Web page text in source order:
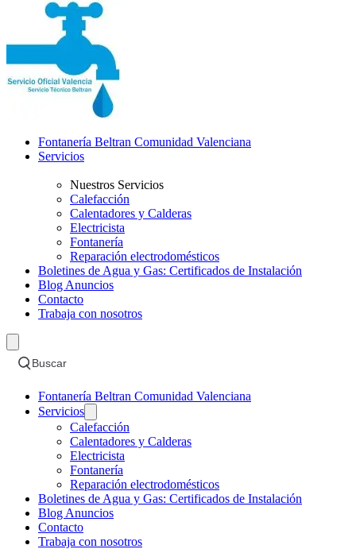
Fontanería Beltran Comunidad Valenciana
Servicios
Nuestros Servicios
Calefacción
Calentadores y Calderas
Electricista
Fontanería
Reparación electrodomésticos
Boletines de Agua y Gas: Certificados de Instalación
Blog Anuncios
Contacto
Trabaja con nosotros
Buscar
Fontanería Beltran Comunidad Valenciana
Servicios
Calefacción
Calentadores y Calderas
Electricista
Fontanería
Reparación electrodomésticos
Boletines de Agua y Gas: Certificados de Instalación
Blog Anuncios
Contacto
Trabaja con nosotros